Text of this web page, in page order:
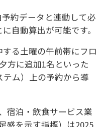
約データと連動して必
自動算出が可能です。
る土曜の午前帯にフロ
方に追加1名といった
ム）上の予約から導
宿泊・飲食サービス業
感を示す指標）は2025